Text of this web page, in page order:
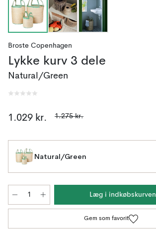
Broste Copenhagen
Lykke kurv 3 dele
Natural/Green
1.029 kr. 1.275 kr.
Natural/Green
Læg i indkøbskurven
Gem som favorit